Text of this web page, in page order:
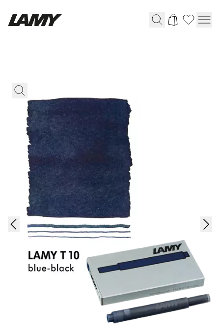
ボールペン
ペンシル
ローラーボール
マルチシステムペン
ジェットストリーム
クルトガ
リフィル＆パーツ＆アクセサリー
リフィル
インク
スペアパーツ
ノート